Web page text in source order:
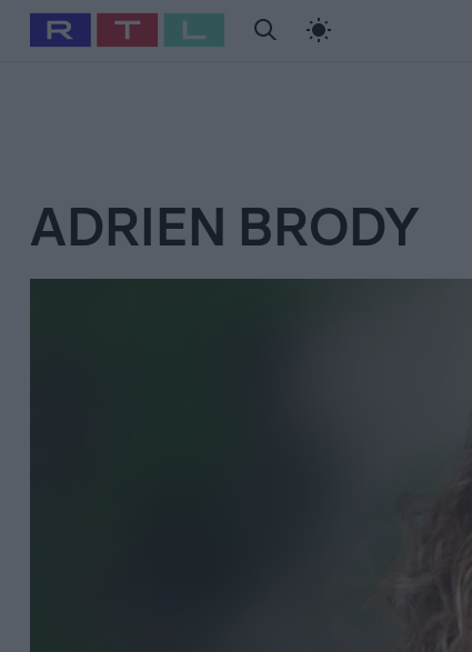
Babits Marcella Szellő István Most Wanted
ADRIEN BRODY